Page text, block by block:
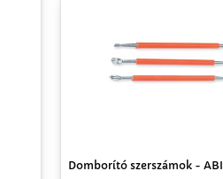
Domborító szerszámok -